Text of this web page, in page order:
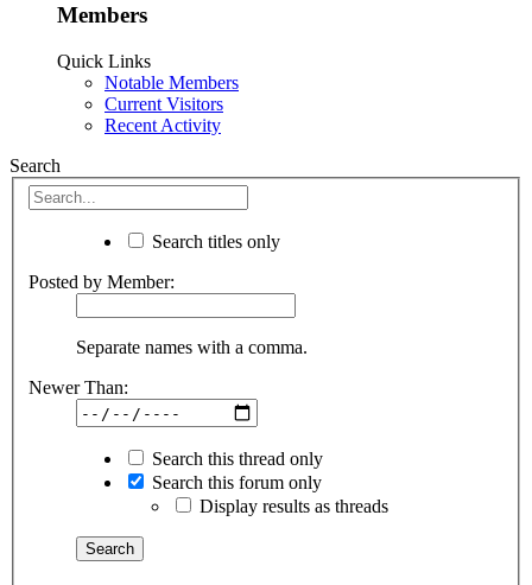
Members
Quick Links
Notable Members
Current Visitors
Recent Activity
Search
Search titles only
Posted by Member:
Separate names with a comma.
Newer Than:
Search this thread only
Search this forum only
Display results as threads